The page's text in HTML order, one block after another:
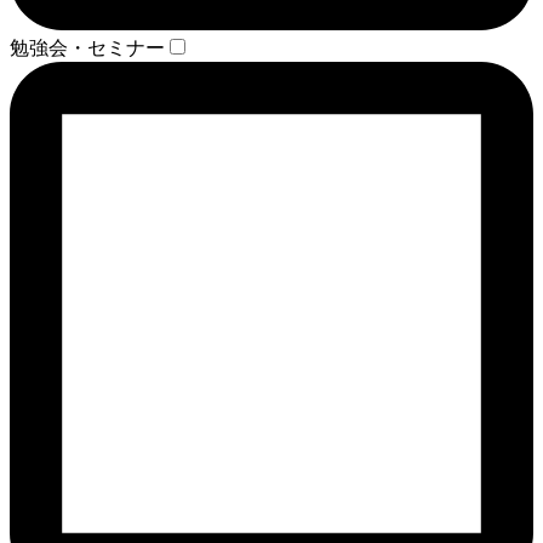
勉強会・セミナー